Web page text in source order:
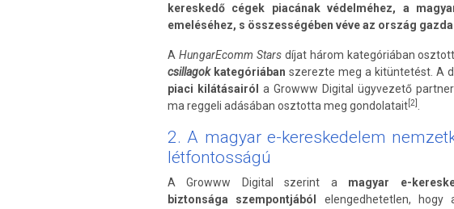
kereskedő cégek piacának védelméhez, a
emeléséhez, s összességében véve az ország
A HungarEcomm Stars díjat három kategóriában
csillagokkategóriában szerezte meg a kitüntetést. A
piaci kilátásairól
a Growww Digital ügyvezető
ma reggeli adásában osztotta meg gondolatait[2]
2. A magyar e-kereskedelem
létfontosságú
A Growww Digital szerint a magyar e-
biztonsága szempontjából
elengedhetetlen,